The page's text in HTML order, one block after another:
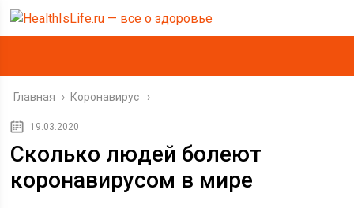
Главная › Коронавирус
19.03.2020
Сколько людей болеют
коронавирусом в мире